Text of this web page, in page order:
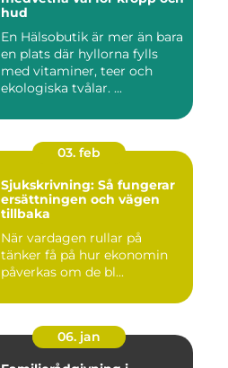
hud
En Hälsobutik är mer än bara
en plats där hyllorna fylls
med vitaminer, teer och
ekologiska tvålar. ...
03. feb
Sjukskrivning: Så fungerar
ersättningen och vägen
tillbaka
När vardagen rullar på
tänker få på hur ekonomin
påverkas om de bl...
06. jan